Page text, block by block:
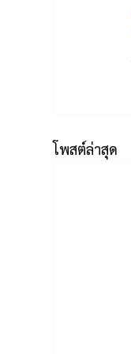
โพสต์ล่าสุด